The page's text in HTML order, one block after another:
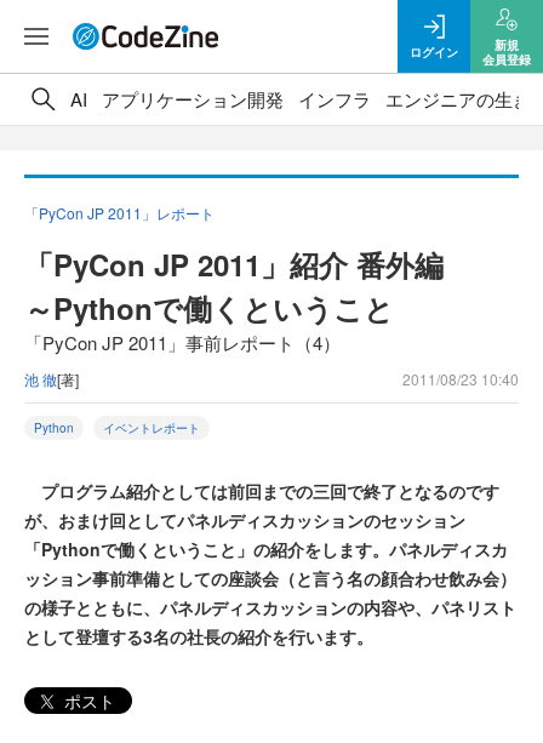
ログイン
新規
会員登録
AI アプリケーション開発 インフラ エンジニアの生き
「PyCon JP 2011」レポート
「PyCon JP 2011」紹介 番外編
～Pythonで働くということ
「PyCon JP 2011」事前レポート（4）
池 徹[著] 2011/08/23 10:40
Python イベントレポート
プログラム紹介としては前回までの三回で終了となるのです
が、おまけ回としてパネルディスカッションのセッション
「Pythonで働くということ」の紹介をします。パネルディスカ
ッション事前準備としての座談会（と言う名の顔合わせ飲み会）
の様子とともに、パネルディスカッションの内容や、パネリスト
として登壇する3名の社長の紹介を行います。
ポスト